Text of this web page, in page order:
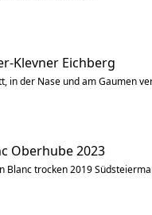
Klevner Eichberg
in der Nase und am Gaumen
Oberhube 2023
Blanc trocken 2019